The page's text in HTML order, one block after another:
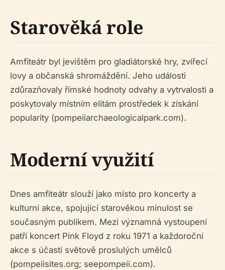
Starověká role
Amfiteátr byl jevištěm pro gladiátorské hry, zvířecí
lovy a občanská shromáždění. Jeho události
zdůrazňovaly římské hodnoty odvahy a vytrvalosti a
poskytovaly místním elitám prostředek k získání
popularity (pompeiiarchaeologicalpark.com).
Moderní využití
Dnes amfiteátr slouží jako místo pro koncerty a
kulturní akce, spojující starověkou minulost se
současným publikem. Mezi významná vystoupení
patří koncert Pink Floyd z roku 1971 a každoroční
akce s účastí světově proslulých umělců
(pompeiisites.org; seepompeii.com).